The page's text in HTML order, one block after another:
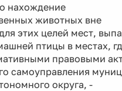
нахождение
животных вне
этих целей мест,
птицы в местах,
правовыми
самоуправления
округа, -